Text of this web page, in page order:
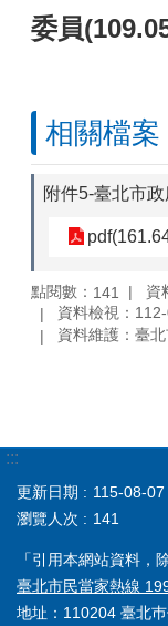
委員
相關檔案
附件5-臺北市
點閱數： 141
資
資料檢視：
資料維護：臺
:::
更新日期
115-08-07
瀏覽人次
141
「引用本網站資料，
臺北市民當家熱線
地址：110204 臺北